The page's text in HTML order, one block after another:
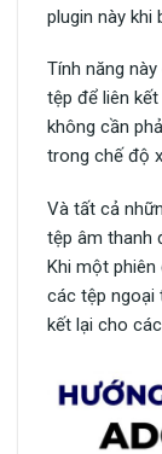
plugin này khi
Tính năng
tệp để liên
không cần
trong chế độ
Và tất cả
tệp âm thanh
Khi một
các tệp ngoại
kết lại cho